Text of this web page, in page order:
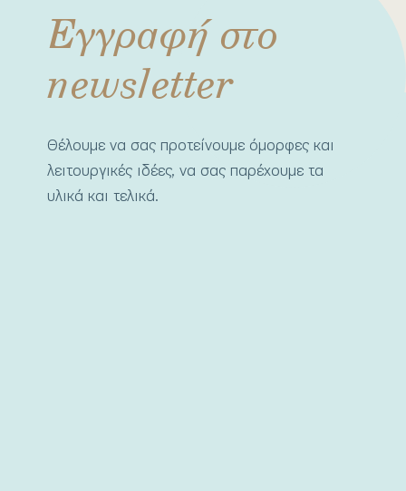
Εγγραφή στο
newsletter
Θέλουμε να σας προτείνουμε όμορφες και
λειτουργικές ιδέες, να σας παρέχουμε τα
υλικά και τελικά.